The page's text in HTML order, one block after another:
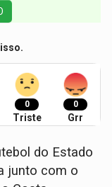
0
Triste
0
Grr
do Estado
junto com o